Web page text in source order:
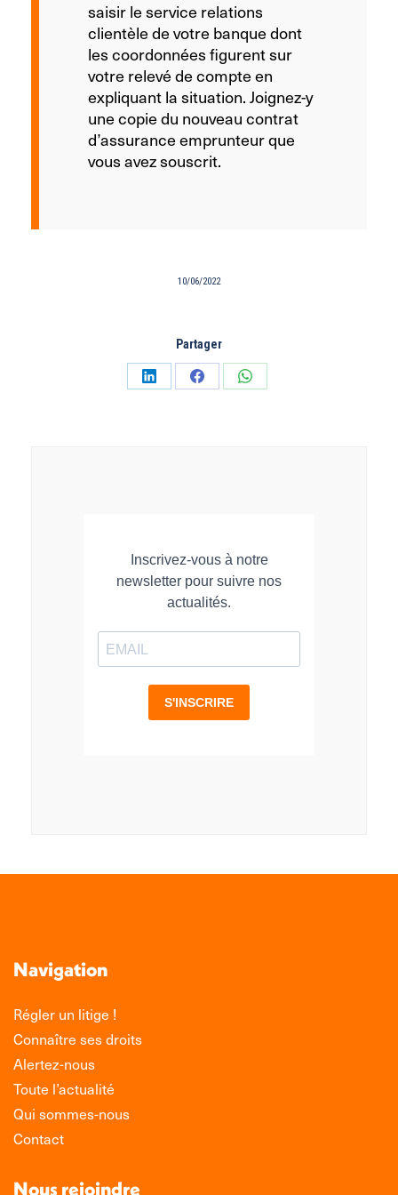
saisir le service relations
clientèle de votre banque dont
les coordonnées figurent sur
votre relevé de compte en
expliquant la situation. Joignez-y
une copie du nouveau contrat
d’assurance emprunteur que
vous avez souscrit.
10/06/2022
Partager
PartagerPartagerPartager
Navigation
Régler un litige !
Connaître ses droits
Alertez-nous
Toute l’actualité
Qui sommes-nous
Contact
Nous rejoindre